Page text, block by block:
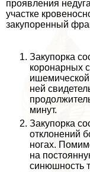
проявления
участке
закупоренный
Закупорка
коронарных
ней
минут.
Закупорка
отклонений
ногах.
на
синюшность